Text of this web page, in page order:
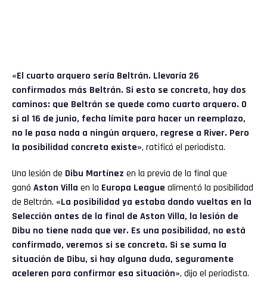
«El cuarto arquero sería Beltrán. Llevaría 26
confirmados más Beltrán. Si esto se concreta, hay dos
caminos: que Beltrán se quede como cuarto arquero. O
si al 16 de junio, fecha límite para hacer un reemplazo,
no le pasa nada a ningún arquero, regrese a River. Pero
la posibilidad concreta existe», ratificó el periodista.
Una lesión de Dibu Martínez en la previa de la final que
ganó Aston Villa en la Europa League alimentó la posibilidad
de Beltrán. «La posibilidad ya estaba dando vueltas en la
Selección antes de la final de Aston Villa, la lesión de
Dibu no tiene nada que ver. Es una posibilidad, no está
confirmado, veremos si se concreta. Si se suma la
situación de Dibu, si hay alguna duda, seguramente
aceleren para confirmar esa situación», dijo el periodista.